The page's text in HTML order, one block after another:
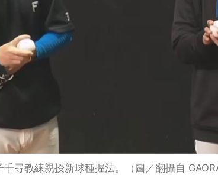
千尋教練親授新球種握法。（圖／翻攝自